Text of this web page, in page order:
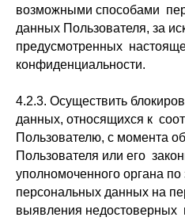
возможными способами
данных Пользователя, за
предусмотренных
конфиденциальности.
4.2.3. Осуществить
данных, относящихся к
Пользователю, с момента
Пользователя или его
уполномоченного органа
персональных данных на
выявления недостоверных